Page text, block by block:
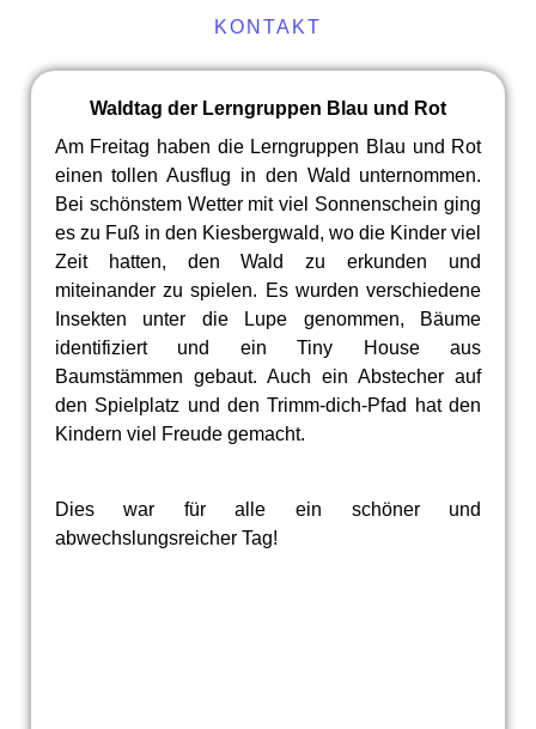
KONTAKT
Waldtag der Lerngruppen Blau und Rot
Am Freitag haben die Lerngruppen Blau und Rot
einen tollen Ausflug in den Wald unternommen.
Bei schönstem Wetter mit viel Sonnenschein ging
es zu Fuß in den Kiesbergwald, wo die Kinder viel
Zeit hatten, den Wald zu erkunden und
miteinander zu spielen. Es wurden verschiedene
Insekten unter die Lupe genommen, Bäume
identifiziert und ein Tiny House aus
Baumstämmen gebaut. Auch ein Abstecher auf
den Spielplatz und den Trimm-dich-Pfad hat den
Kindern viel Freude gemacht.
Dies war für alle ein schöner und
abwechslungsreicher Tag!